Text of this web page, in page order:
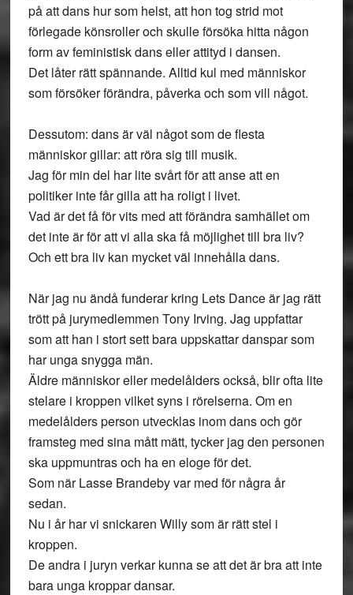
på att dans hur som helst, att hon tog strid mot
förlegade könsroller och skulle försöka hitta någon
form av feministisk dans eller attityd i dansen.
Det låter rätt spännande. Alltid kul med människor
som försöker förändra, påverka och som vill något.
Dessutom: dans är väl något som de flesta
människor gillar: att röra sig till musik.
Jag för min del har lite svårt för att anse att en
politiker inte får gilla att ha roligt i livet.
Vad är det få för vits med att förändra samhället om
det inte är för att vi alla ska få möjlighet till bra liv?
Och ett bra liv kan mycket väl innehålla dans.
När jag nu ändå funderar kring Lets Dance är jag rätt
trött på jurymedlemmen Tony Irving. Jag uppfattar
som att han i stort sett bara uppskattar danspar som
har unga snygga män.
Äldre människor eller medelålders också, blir ofta lite
stelare i kroppen vilket syns i rörelserna. Om en
medelålders person utvecklas inom dans och gör
framsteg med sina mått mätt, tycker jag den personen
ska uppmuntras och ha en eloge för det.
Som när Lasse Brandeby var med för några år
sedan.
Nu i år har vi snickaren Willy som är rätt stel i
kroppen.
De andra i juryn verkar kunna se att det är bra att inte
bara unga kroppar dansar.